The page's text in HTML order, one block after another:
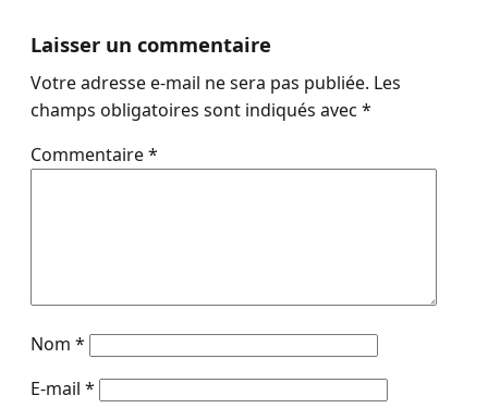
Laisser un commentaire
Votre adresse e-mail ne sera pas publiée. Les
champs obligatoires sont indiqués avec *
Commentaire*
Nom *
E-mail *